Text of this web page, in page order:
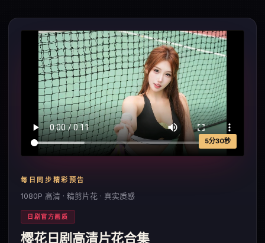
5分30秒
每日同步精彩预告
1080P 高清 · 精剪片花 · 真实质感
日剧官方画质
樱花日剧高清片花合集